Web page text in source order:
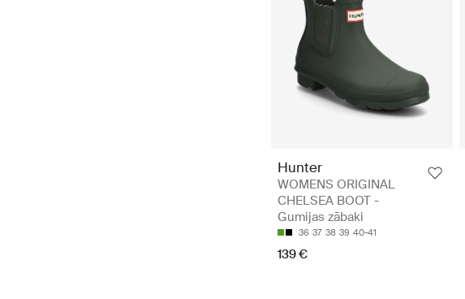
Hunter
WOMENS ORIGINAL
CHELSEA BOOT -
Gumijas zābaki
36 37 38 39 40-41
139 €